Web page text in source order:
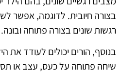
בצורה חיובית. לדוגמה, אפשר
רגשות שונים בצורה פתוחה ובונה.
בנוסף, הורים יכולים לעודד את
שיחה פתוחה על כעס, עצב או